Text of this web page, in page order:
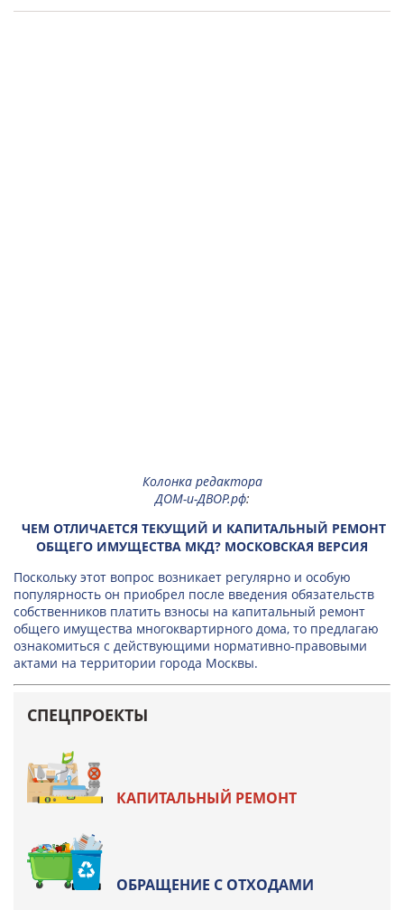
Колонка редактора
ДОМ-и-ДВОР.рф:
ЧЕМ ОТЛИЧАЕТСЯ ТЕКУЩИЙ И КАПИТАЛЬНЫЙ РЕМОНТ
ОБЩЕГО ИМУЩЕСТВА МКД? МОСКОВСКАЯ ВЕРСИЯ
Поскольку этот вопрос возникает регулярно и особую
популярность он приобрел после введения обязательств
собственников платить взносы на капитальный ремонт
общего имущества многоквартирного дома, то предлагаю
ознакомиться с действующими нормативно-правовыми
актами на территории города Москвы.
СПЕЦПРОЕКТЫ
КАПИТАЛЬНЫЙ РЕМОНТ
ОБРАЩЕНИЕ С ОТХОДАМИ